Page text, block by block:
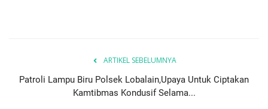
ARTIKEL SEBELUMNYA
Patroli Lampu Biru Polsek Lobalain,Upaya Untuk Ciptakan
Kamtibmas Kondusif Selama...